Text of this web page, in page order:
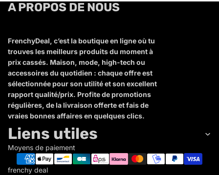
A PROPOS DE NOUS
FrenchyDeal, c’est la boutique en ligne où tu
trouves les meilleurs produits du moment à
prix cassés. Maison, mode, high-tech ou
accessoires du quotidien : chaque offre est
sélectionnée pour son utilité et son excellent
rapport qualité/prix. Profite de promotions
régulières, de la livraison offerte et fais de
vraies bonnes affaires en quelques clics.
Liens utiles
Moyens de paiement
frenchy deal